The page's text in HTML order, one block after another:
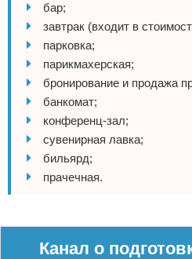
бар;
завтрак (входит в
парковка;
парикмахерская;
бронирование и продажа
банкомат;
конференц-зал;
сувенирная лавка;
бильярд;
прачечная.
Канал о